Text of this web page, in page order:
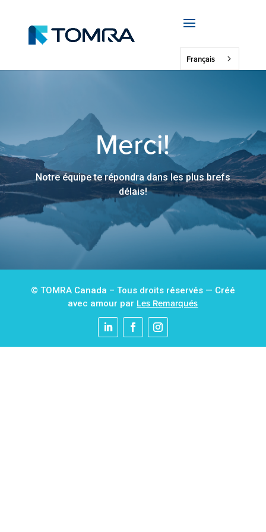
Français
Merci!
Notre équipe te répondra dans les plus brefs
délais!
© TOMRA Canada – Tous droits réservés — Créé
avec amour par Les Remarqués